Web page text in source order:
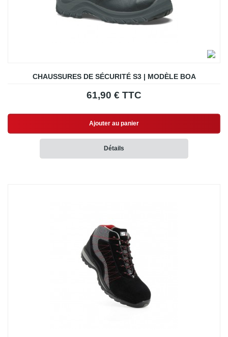
CHAUSSURES DE SÉCURITÉ S3 | MODÈLE BOA
61,90 € TTC
Ajouter au panier
Détails